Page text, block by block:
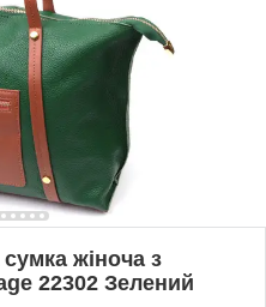
жіноча з
22302 Зелений